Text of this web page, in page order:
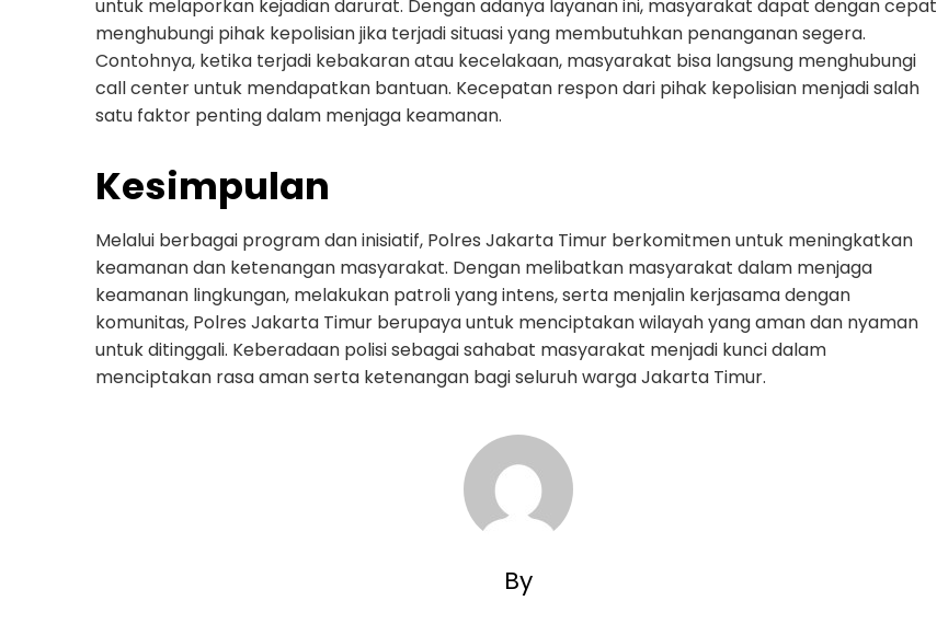
untuk melaporkan kejadian darurat. Dengan adanya layanan ini, masyarakat dapat dengan cepat
menghubungi pihak kepolisian jika terjadi situasi yang membutuhkan penanganan segera.
Contohnya, ketika terjadi kebakaran atau kecelakaan, masyarakat bisa langsung menghubungi
call center untuk mendapatkan bantuan. Kecepatan respon dari pihak kepolisian menjadi salah
satu faktor penting dalam menjaga keamanan.
Kesimpulan
Melalui berbagai program dan inisiatif, Polres Jakarta Timur berkomitmen untuk meningkatkan
keamanan dan ketenangan masyarakat. Dengan melibatkan masyarakat dalam menjaga
keamanan lingkungan, melakukan patroli yang intens, serta menjalin kerjasama dengan
komunitas, Polres Jakarta Timur berupaya untuk menciptakan wilayah yang aman dan nyaman
untuk ditinggali. Keberadaan polisi sebagai sahabat masyarakat menjadi kunci dalam
menciptakan rasa aman serta ketenangan bagi seluruh warga Jakarta Timur.
By